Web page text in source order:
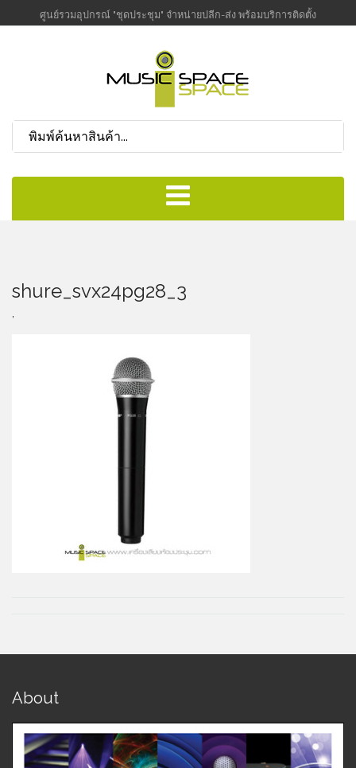
ศูนย์รวมอุปกรณ์ "ชุดประชุม" จำหน่ายปลีก-ส่ง พร้อมบริการติดตั้ง
shure_svx24pg28_3
About